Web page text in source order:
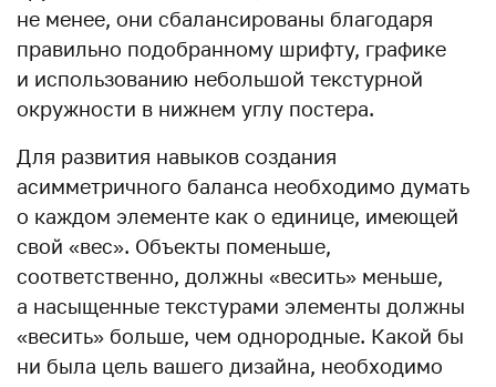
не менее, они сбалансированы благодаря
правильно подобранному шрифту, графике
и использованию небольшой текстурной
окружности в нижнем углу постера.
Для развития навыков создания
асимметричного баланса необходимо думать
о каждом элементе как о единице, имеющей
свой «вес». Объекты поменьше,
соответственно, должны «весить» меньше,
а насыщенные текстурами элементы должны
«весить» больше, чем однородные. Какой бы
ни была цель вашего дизайна, необходимо